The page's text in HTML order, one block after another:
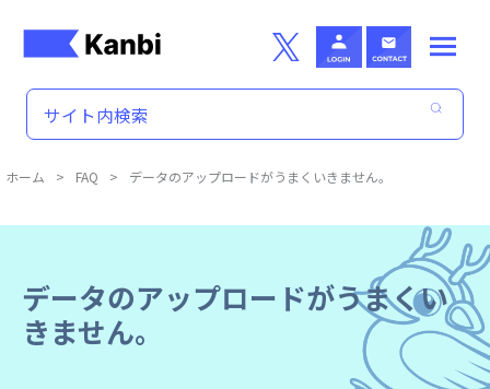
Skip to main content
ホーム > FAQ > データのアップロードがうまくいきません。
データのアップロードがうまくい
きません。